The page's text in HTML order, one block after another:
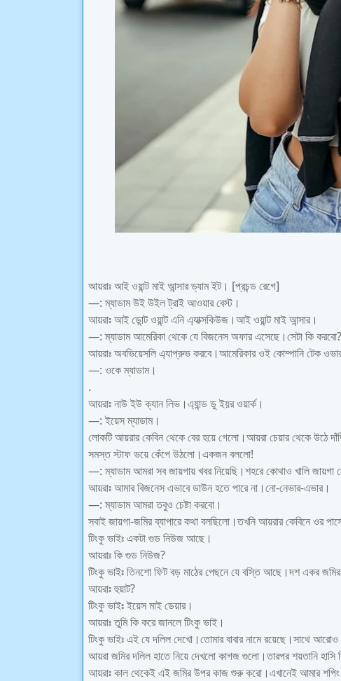
আয়রাঃ আই ওয়ান্ট মাই আন্সার ড্যাম ইট। [প্রচন্ড রেগে]
—: ম্যাডাম উই উইল ট্রাই আওয়ার বেস্ট।
আয়রাঃ আই ডোন্ট ওয়ান্ট এনি এ্যাক্সকিউজ।আই ওয়ান্ট মাই আন্সার।
—: ম্যাডাম আমেরিকা থেকে যে বিজনেস অফার এসেছে।সেটা কি করবো?
আয়রাঃ অবভিয়েসলি এ্যাপ্রুভ করবে।আমেরিকার ওই কোম্পানি টেক
—: ওকে ম্যাডাম।
.
আয়রাঃ নাউ ইউ ক্যান লিভ।এ্যান্ড ডু ইয়র ওয়ার্ক।
—: ইয়েস ম্যাডাম।
লোকটি আয়রার কেবিন থেকে বের হয়ে গেলো।আয়রা চেয়ার থেকে উঠে
সমস্ত স্টাফ ভয়ে কেঁপে উঠলো।একজন বললো!
—: ম্যাডাম আমরা সব জায়গায় খবর নিয়েছি।শহরে কোথাও খালি জায়গা
আয়রাঃ আমার বিজনেস এভাবে ডাউন হতে পারে না।নো-নেভার-এভার।
—: ম্যাডাম আমরা তবুও চেষ্টা করবো।
সবাই জায়গা-জমির ব্যাপারে কথা বলছিলো।তখনি আয়রার কেবিনে ওর
টিংকু ভাইঃ একটা গুড নিউজ আছে।
আয়রাঃ কি গুড নিউজ?
টিংকু ভাইঃ তিনশো ফিট বড় মাঠের পেছনে যে বস্তি আছে।দশ একর
আয়রাঃ হুয়াট?
টিংকু ভাইঃ ইয়েস মাই ডেয়ার।
আয়রাঃ তুমি কি করে জানলে টিংকু ভাই।
টিংকু ভাইঃ এই যে দলিল দেখো।তোমার বাবার নামে রয়েছে।সাথে
আয়রা জমির দলিল হাতে নিয়ে দেখলো কাগজ গুলো।তারপর শয়তানি হাসি
আয়রাঃ কাল থেকেই এই জমির উপর কাজ শুরু করো।এখানেই আমার শপিং